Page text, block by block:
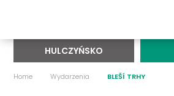
HULCZYŃSKO
Home Wydarzenia BLEŠÍ TRHY